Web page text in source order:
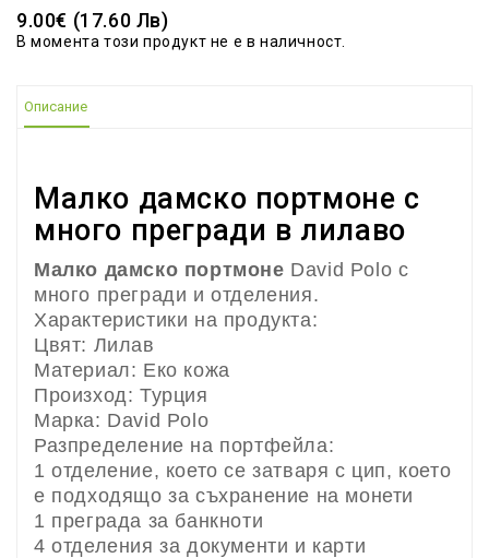
9.00€ (17.60 Лв)
В момента този продукт не е в наличност.
Описание
Малко дамско портмоне с
много прегради в лилаво
Малко дамско портмоне David Polo с
много прегради и отделения.
Характеристики на продукта:
Цвят: Лилав
Материал: Еко кожа
Произход: Турция
Марка: David Polo
Разпределение на портфейла:
1 отделение, което се затваря с цип, което
е подходящо за съхранение на монети
1 преграда за банкноти
4 отделения за документи и карти